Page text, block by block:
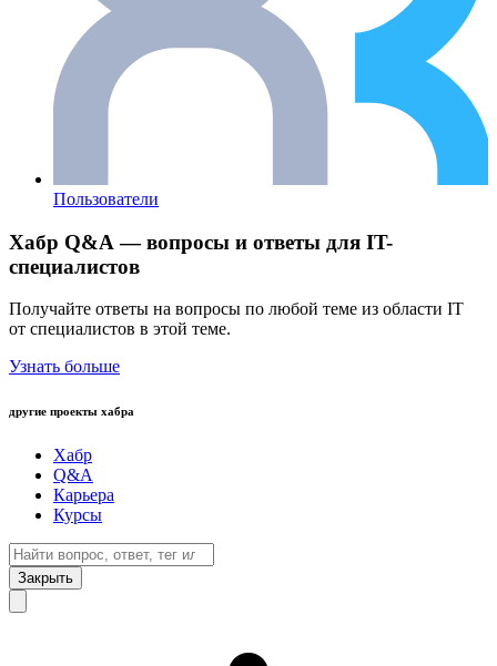
Пользователи
Хабр Q&A — вопросы и ответы для IT-
специалистов
Получайте ответы на вопросы по любой теме из области IT
от специалистов в этой теме.
Узнать больше
другие проекты хабра
Хабр
Q&A
Карьера
Курсы
Закрыть